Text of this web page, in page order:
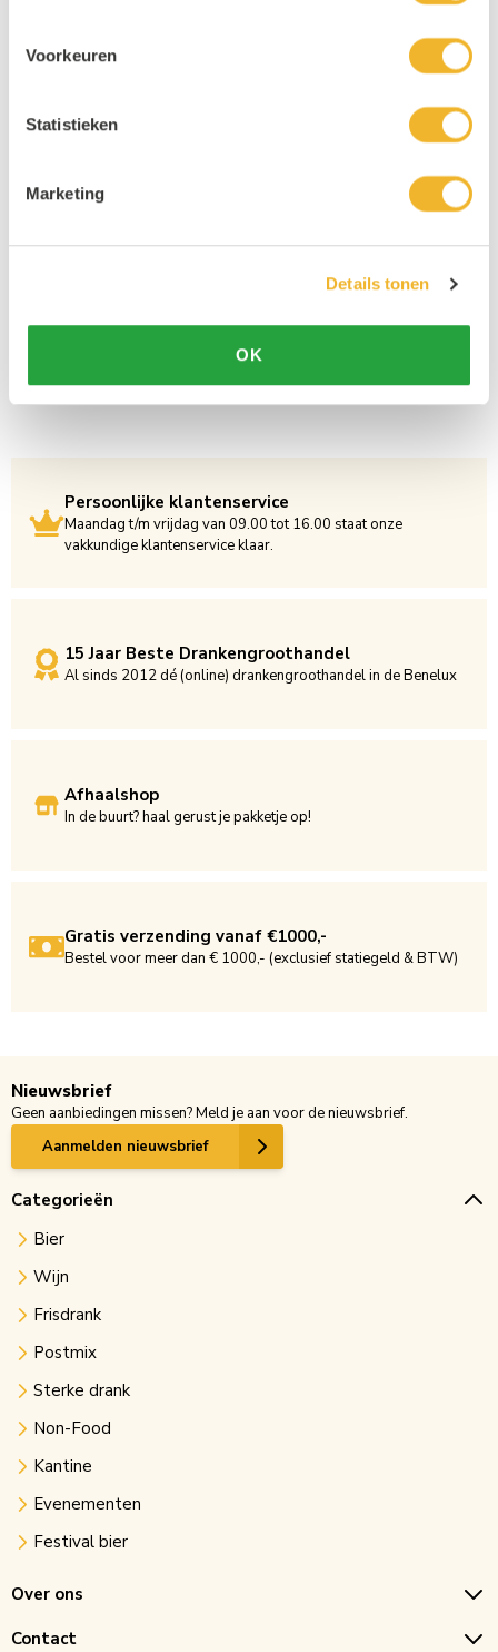
Voorkeuren
Statistieken
Marketing
Details tonen
OK
Persoonlijke klantenservice
Maandag t/m vrijdag van 09.00 tot 16.00 staat onze
vakkundige klantenservice klaar.
15 Jaar Beste Drankengroothandel
Al sinds 2012 dé (online) drankengroothandel in de Benelux
Afhaalshop
In de buurt? haal gerust je pakketje op!
Gratis verzending vanaf €1000,-
Bestel voor meer dan € 1000,- (exclusief statiegeld & BTW)
Nieuwsbrief
Geen aanbiedingen missen? Meld je aan voor de nieuwsbrief.
Aanmelden nieuwsbrief
Categorieën
Bier
Wijn
Frisdrank
Postmix
Sterke drank
Non-Food
Kantine
Evenementen
Festival bier
Over ons
Contact